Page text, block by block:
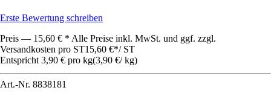
Erste Bewertung schreiben
Preis — 15,60 € * Alle Preise inkl. MwSt. und ggf. zzgl.
Versandkosten pro ST15,60 €*/ ST
Entspricht 3,90 € pro kg(3,90 €/ kg)
Art.-Nr. 8838181